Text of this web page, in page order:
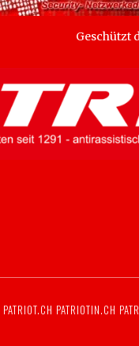
Geschützt
PATRIOT.CH PATRIOTIN.CH